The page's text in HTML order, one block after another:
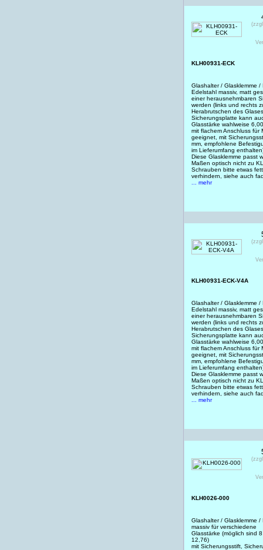
KLH00931-ECK
Glashalter / Glasklemme /
Edelstahl massiv, matt
einer herausnehmbaren
werden (links und rechts
Herabrutschen des
Sicherungsplatte kann
Glasstärke wahlweise
mit flachem Anschluss für
geeignet, mit
mm, empfohlene
im Lieferumfang
Diese Glasklemme passt
Maßen optisch nicht zu
Schrauben bitte etwas
verhindern, siehe auch
... mehr
KLH00931-ECK-V4A
Glashalter / Glasklemme /
Edelstahl massiv, matt
einer herausnehmbaren
werden (links und rechts
Herabrutschen des
Sicherungsplatte kann
Glasstärke wahlweise
mit flachem Anschluss für
geeignet, mit
mm, empfohlene
im Lieferumfang
Diese Glasklemme passt
Maßen optisch nicht zu
Schrauben bitte etwas
verhindern, siehe auch
... mehr
KLH0026-000
Glashalter / Glasklemme /
massiv für verschiedene
Glasstärke (möglich sind
12,76)
mit Sicherungsstift,